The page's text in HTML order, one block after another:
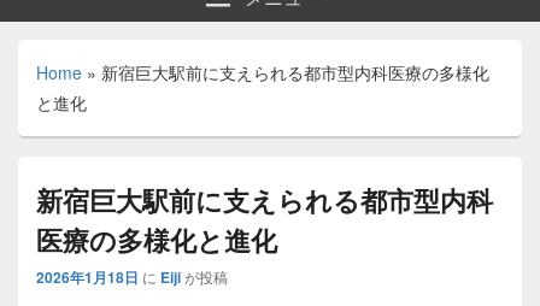
Home » 新宿巨大駅前に支えられる都市型内科医療の多様化
と進化
新宿巨大駅前に支えられる都市型内科
医療の多様化と進化
2026年1月18日 に Eijiが投稿